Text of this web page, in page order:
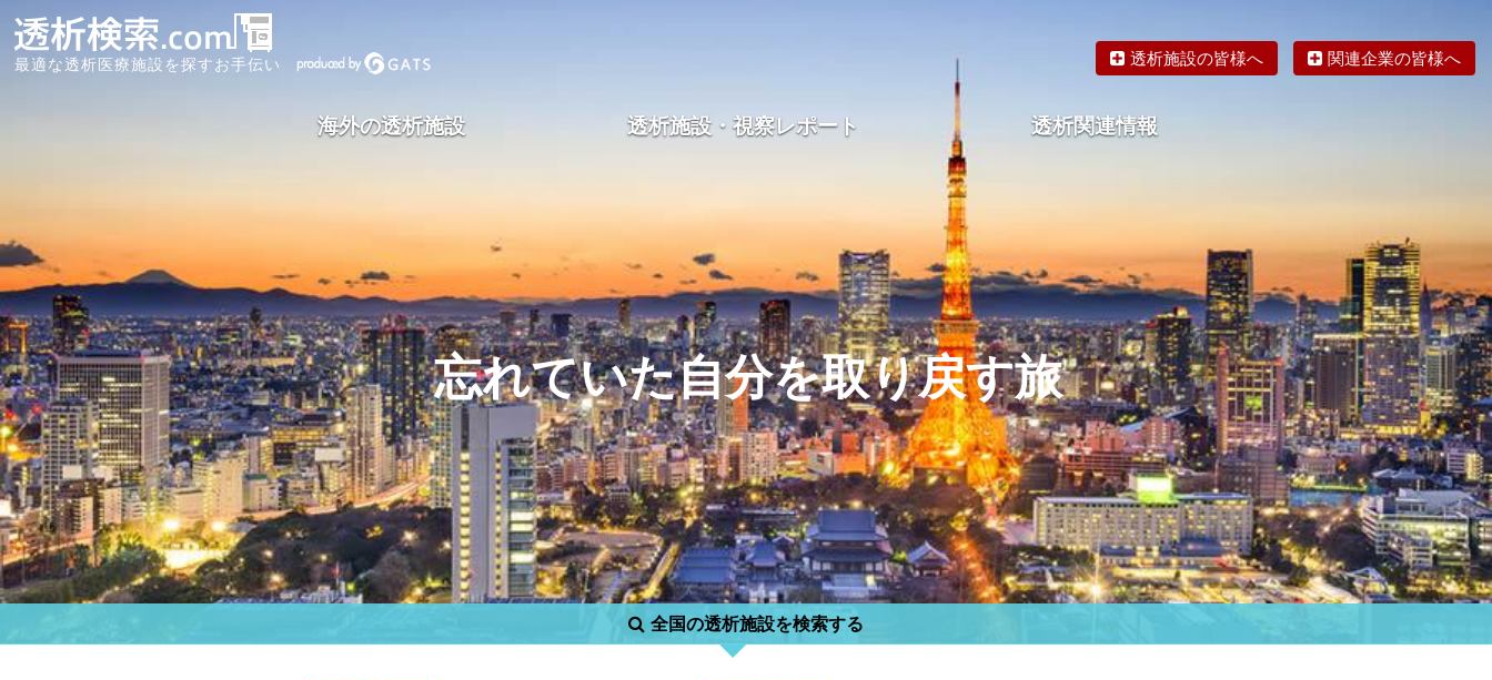
最適な透析医療施設を探すお手伝い 透析施設の皆様へ 関連企業の皆様へ
海外の透析施設 透析施設・視察レポート 透析関連情報
忘れていた自分を取り戻す旅
全国の透析施設を検索する